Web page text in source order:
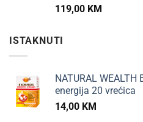
119,00 KM
ISTAKNUTI
NATURAL
energija 20 vrećica
14,00 KM